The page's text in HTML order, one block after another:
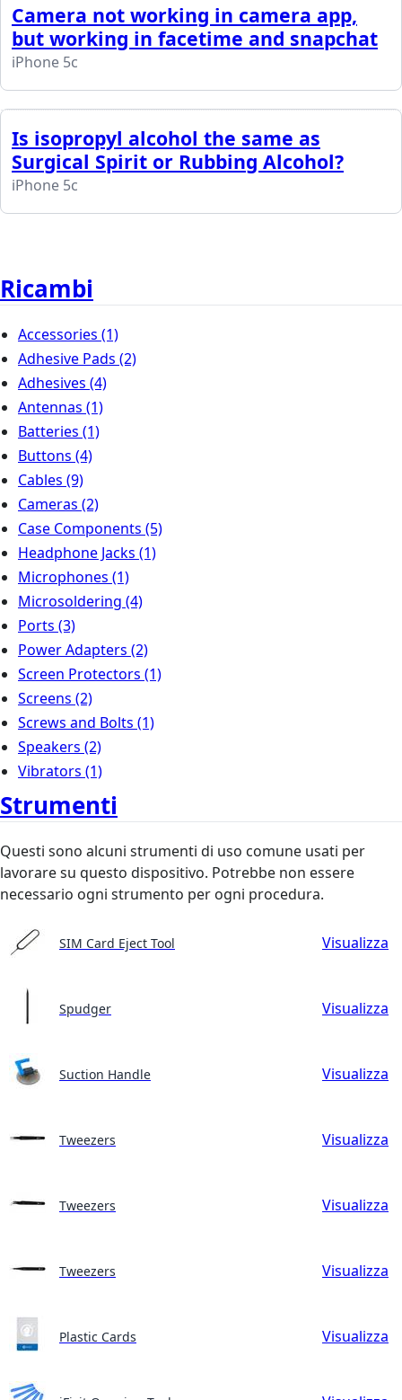
Camera not working in camera app,
but working in facetime and snapchat
iPhone 5c
Is isopropyl alcohol the same as
Surgical Spirit or Rubbing Alcohol?
iPhone 5c
Ricambi
Accessories (1)
Adhesive Pads (2)
Adhesives (4)
Antennas (1)
Batteries (1)
Buttons (4)
Cables (9)
Cameras (2)
Case Components (5)
Headphone Jacks (1)
Microphones (1)
Microsoldering (4)
Ports (3)
Power Adapters (2)
Screen Protectors (1)
Screens (2)
Screws and Bolts (1)
Speakers (2)
Vibrators (1)
Strumenti
Questi sono alcuni strumenti di uso comune usati per
lavorare su questo dispositivo. Potrebbe non essere
necessario ogni strumento per ogni procedura.
SIM Card Eject Tool Visualizza
Spudger Visualizza
Suction Handle Visualizza
Tweezers Visualizza
Tweezers Visualizza
Tweezers Visualizza
Plastic Cards Visualizza